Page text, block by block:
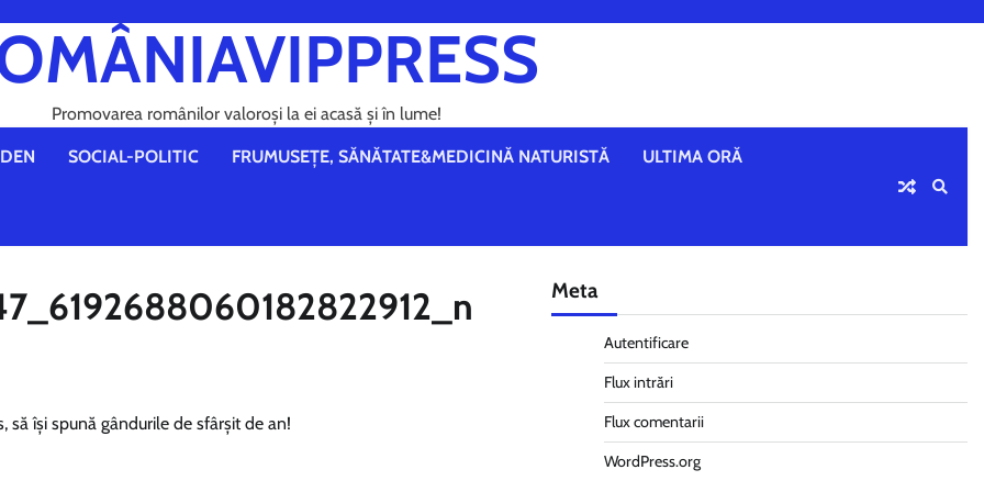
Promovarea românilor valoroși la ei acasă și în lume!
SOCIAL-POLITIC FRUMUSEȚE, SĂNĂTATE&MEDICINĂ NATURISTĂ ULTIMA ORĂ
își spună gândurile de sfârșit de an!
Meta
Autentificare
Flux intrări
Flux comentarii
WordPress.org